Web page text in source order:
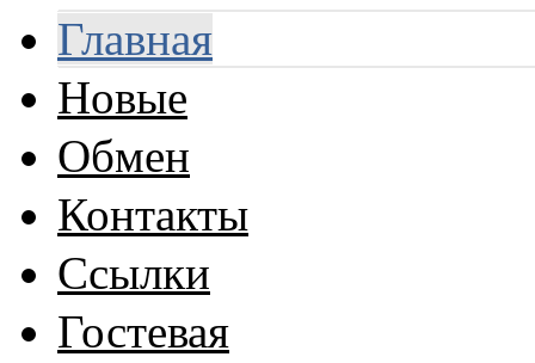
Главная
Новые
Обмен
Контакты
Ссылки
Гостевая